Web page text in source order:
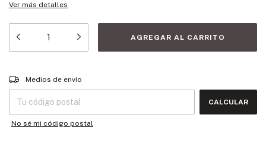
Ver más detalles
Entregas para el CP:
Medios de envío
CALCULAR
No sé mi código postal